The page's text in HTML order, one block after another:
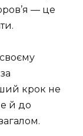
— це
крок не
й до